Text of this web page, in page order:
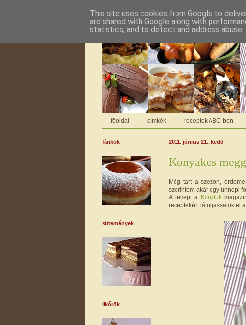
főoldal címkék receptek ABC-ben
2011. június 21., kedd
Konyakos
Még tart a szezon,
szerintem akár egy ünnepi
A recept a Kifőztük
receptekért látogassatok el a
fánkok
sütemények
likőrök
This site uses cookies from Google to
are shared with Google along with
statistics, and to detect and address abuse.